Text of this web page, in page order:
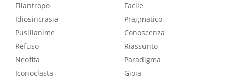
Filantropo
Idiosincrasia
Pusillanime
Refuso
Neofita
Iconoclasta
Facile
Pragmatico
Conoscenza
Riassunto
Paradigma
Gioia